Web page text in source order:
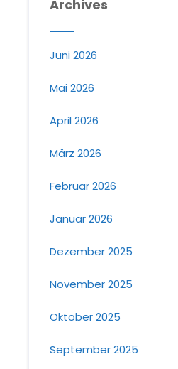
Archives
Juni 2026
Mai 2026
April 2026
März 2026
Februar 2026
Januar 2026
Dezember 2025
November 2025
Oktober 2025
September 2025